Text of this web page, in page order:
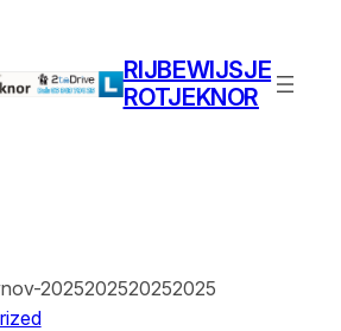
RIJBEWIJSJE
ROTJEKNOR
2025202520252025